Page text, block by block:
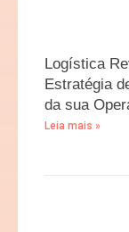
Logística
Estratégia
da sua
Leia mais »